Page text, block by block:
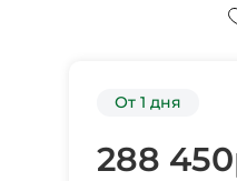
От 1 дня
288 450